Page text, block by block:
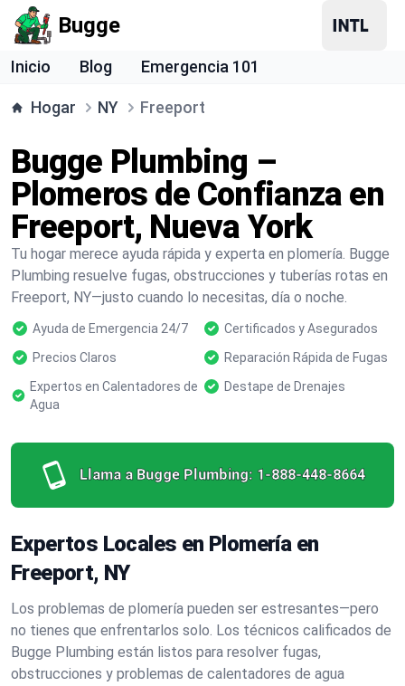
Bugge
Inicio Blog Emergencia 101
Hogar NY Freeport
Bugge Plumbing –
Plomeros de Confianza en
Freeport, Nueva York
Tu hogar merece ayuda rápida y experta en plomería. Bugge
Plumbing resuelve fugas, obstrucciones y tuberías rotas en
Freeport, NY—justo cuando lo necesitas, día o noche.
Ayuda de Emergencia 24/7
Certificados y Asegurados
Precios Claros
Reparación Rápida de Fugas
Expertos en Calentadores de
Agua
Destape de Drenajes
Llama a Bugge Plumbing: 1-888-448-8664
Expertos Locales en Plomería en
Freeport, NY
Los problemas de plomería pueden ser estresantes—pero
no tienes que enfrentarlos solo. Los técnicos calificados de
Bugge Plumbing están listos para resolver fugas,
obstrucciones y problemas de calentadores de agua